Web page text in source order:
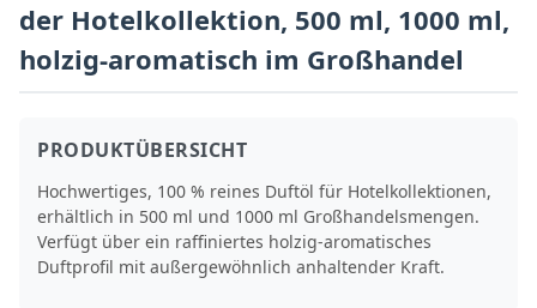
der Hotelkollektion, 500 ml, 1000 ml,
holzig-aromatisch im Großhandel
PRODUKTÜBERSICHT
Hochwertiges, 100 % reines Duftöl für Hotelkollektionen,
erhältlich in 500 ml und 1000 ml Großhandelsmengen.
Verfügt über ein raffiniertes holzig-aromatisches
Duftprofil mit außergewöhnlich anhaltender Kraft.